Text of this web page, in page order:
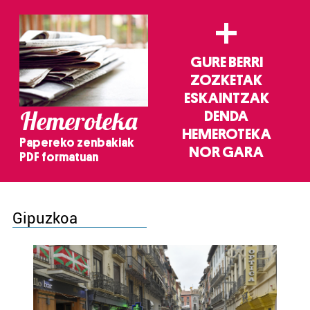
Hemeroteka
Papereko zenbakiak
PDF formatuan
+
GURE BERRI
ZOZKETAK
ESKAINTZAK
DENDA
HEMEROTEKA
NOR GARA
Gipuzkoa